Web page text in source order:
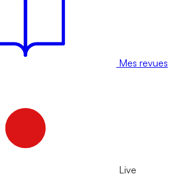
Mes revues
Live